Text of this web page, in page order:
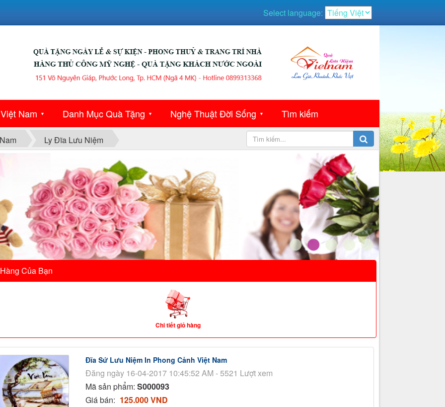
Nam ▼ Danh Mục Quà Tặng ▼ Nghệ Thuật Đời Sống ▼ Tìm kiếm
Select language:
Ly Đĩa Lưu Niệm
Của Bạn
Chi tiết giỏ hàng
Đĩa Sứ Lưu Niệm In Phong Cảnh Việt Nam
Đăng ngày 16-04-2017 10:45:52 AM - 5521 Lượt xem
Mã sản phẩm:S000093
Giá bán: 125.000 VND